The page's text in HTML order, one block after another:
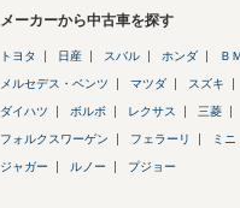
メーカーから中古車を探す
トヨタ 日産 スバル ホンダ Ｂ
メルセデス・ベンツ マツダ スズキ
ダイハツ ボルボ レクサス 三菱
フォルクスワーゲン フェラーリ ミニ
ジャガー ルノー プジョー